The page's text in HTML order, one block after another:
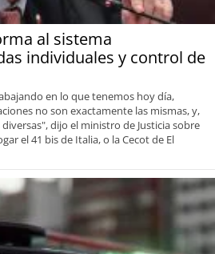
al sistema
individuales y control de
en lo que tenemos hoy día,
no son exactamente las mismas, y,
dijo el ministro de Justicia sobre
el 41 bis de Italia, o la Cecot de El